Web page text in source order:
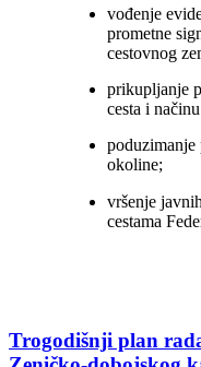
vođenje
prometne
cestovnog
prikupljanje
cesta i
poduzimanje
okoline;
vršenje
cestama
Trogodišnji plan